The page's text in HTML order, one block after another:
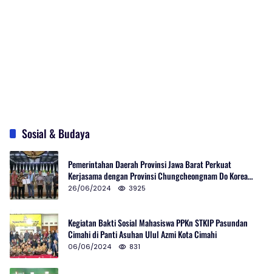
Sosial & Budaya
Pemerintahan Daerah Provinsi Jawa Barat Perkuat
Kerjasama dengan Provinsi Chungcheongnam Do Korea
Selatan
26/06/2024 3925
Kegiatan Bakti Sosial Mahasiswa PPKn STKIP Pasundan
Cimahi di Panti Asuhan Ulul Azmi Kota Cimahi
06/06/2024 831